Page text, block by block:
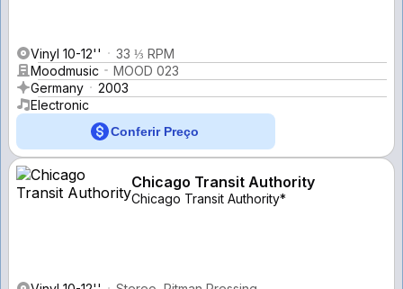
Vinyl 10-12''
33 ⅓ RPM
Moodmusic
MOOD 023
Germany
2003
Electronic
Conferir Preço
Chicago Transit Authority
Chicago Transit Authority*